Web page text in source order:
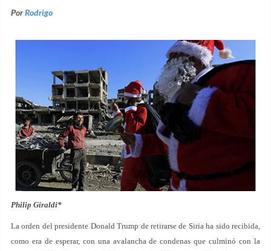
PorRodrigo
Philip Giraldi*
La orden del presidente Donald Trump de retirarse de Siria ha sido recibida,
como era de esperar, con una avalancha de condenas que culminó con la